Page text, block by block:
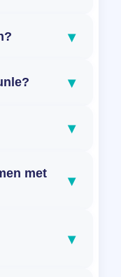
▾
▾
▾
met
▾
▾